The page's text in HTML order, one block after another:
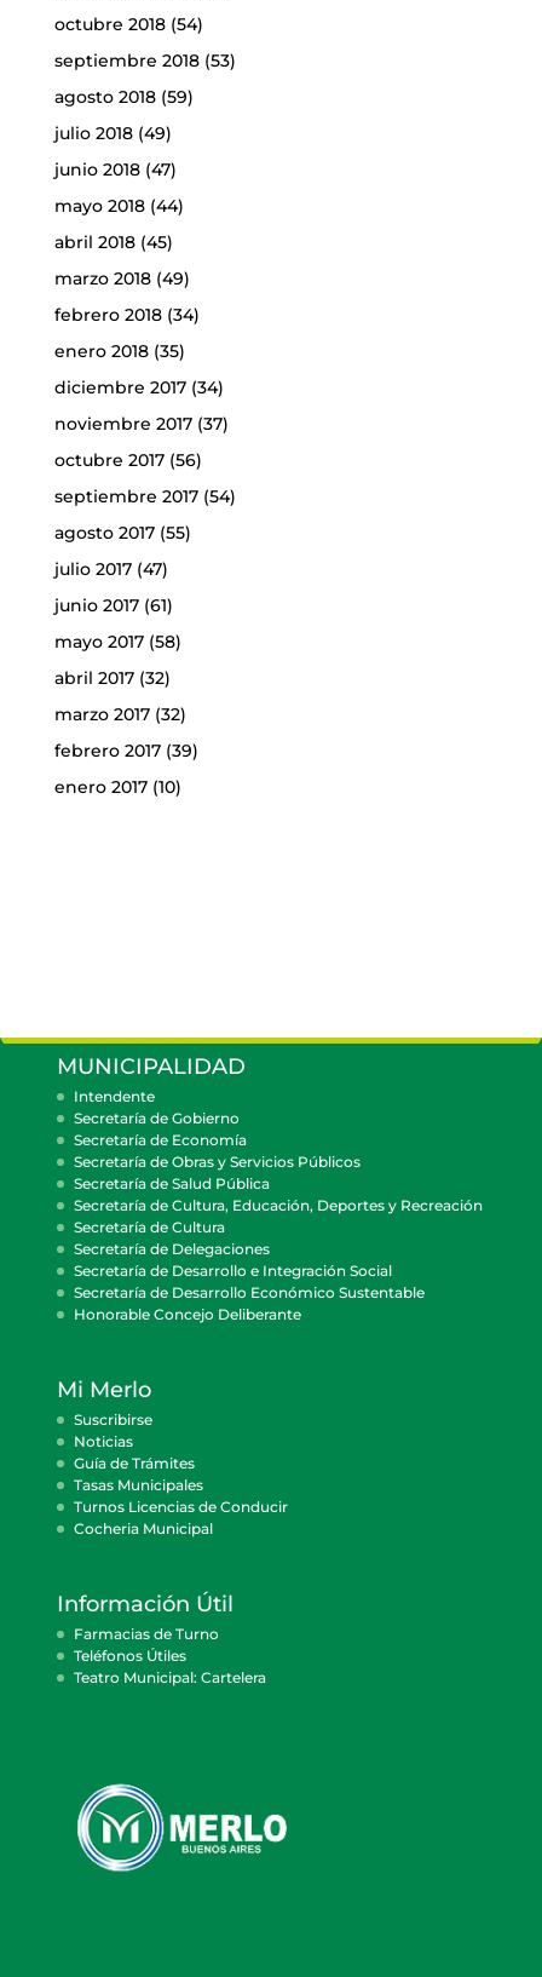
octubre 2018(54)
septiembre 2018(53)
agosto 2018(59)
julio 2018(49)
junio 2018(47)
mayo 2018(44)
abril 2018(45)
marzo 2018(49)
febrero 2018(34)
enero 2018(35)
diciembre 2017(34)
noviembre 2017(37)
octubre 2017(56)
septiembre 2017(54)
agosto 2017(55)
julio 2017(47)
junio 2017(61)
mayo 2017(58)
abril 2017(32)
marzo 2017(32)
febrero 2017(39)
enero 2017(10)
MUNICIPALIDAD
Intendente
Secretaría de Gobierno
Secretaría de Economía
Secretaría de Obras y Servicios Públicos
Secretaría de Salud Pública
Secretaría de Cultura, Educación, Deportes y Recreación
Secretaría de Cultura
Secretaría de Delegaciones
Secretaría de Desarrollo e Integración Social
Secretaría de Desarrollo Económico Sustentable
Honorable Concejo Deliberante
Mi Merlo
Suscribirse
Noticias
Guía de Trámites
Tasas Municipales
Turnos Licencias de Conducir
Cocheria Municipal
Información Útil
Farmacias de Turno
Teléfonos Útiles
Teatro Municipal: Cartelera